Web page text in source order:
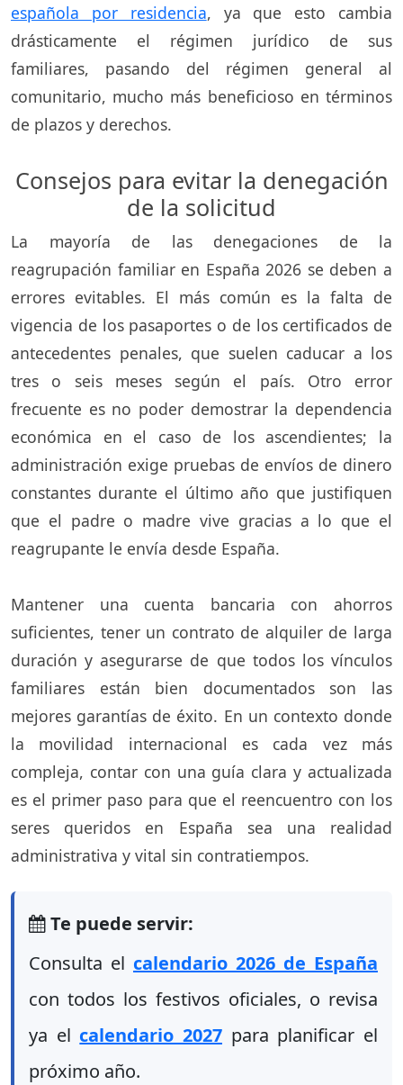
española por residencia, ya que esto cambia
drásticamente el régimen jurídico de sus
familiares, pasando del régimen general al
comunitario, mucho más beneficioso en términos
de plazos y derechos.
Consejos para evitar la denegación
de la solicitud
La mayoría de las denegaciones de la
reagrupación familiar en España 2026 se deben a
errores evitables. El más común es la falta de
vigencia de los pasaportes o de los certificados de
antecedentes penales, que suelen caducar a los
tres o seis meses según el país. Otro error
frecuente es no poder demostrar la dependencia
económica en el caso de los ascendientes; la
administración exige pruebas de envíos de dinero
constantes durante el último año que justifiquen
que el padre o madre vive gracias a lo que el
reagrupante le envía desde España.
Mantener una cuenta bancaria con ahorros
suficientes, tener un contrato de alquiler de larga
duración y asegurarse de que todos los vínculos
familiares están bien documentados son las
mejores garantías de éxito. En un contexto donde
la movilidad internacional es cada vez más
compleja, contar con una guía clara y actualizada
es el primer paso para que el reencuentro con los
seres queridos en España sea una realidad
administrativa y vital sin contratiempos.
Te puede servir:
Consulta el calendario 2026 de España
con todos los festivos oficiales, o revisa
ya el calendario 2027 para planificar el
próximo año.